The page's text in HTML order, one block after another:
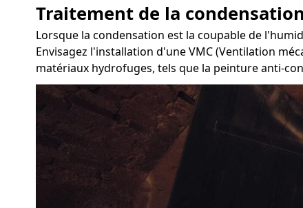
Traitement de la condensation
Lorsque la condensation est la coupable de
Envisagez l'installation d'une VMC (Ventilation
matériaux hydrofuges, tels que la peinture anti-